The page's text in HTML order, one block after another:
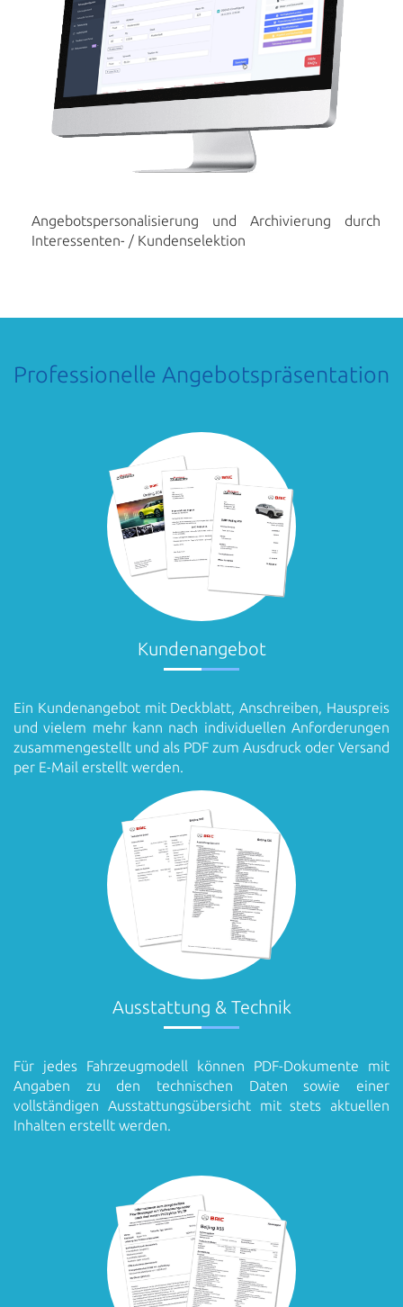
Angebotspersonalisierung und Archivierung durch
Interessenten- / Kundenselektion
Professionelle Angebotspräsentation
Kundenangebot
Ein Kundenangebot mit Deckblatt, Anschreiben, Hauspreis
und vielem mehr kann nach individuellen Anforderungen
zusammengestellt und als PDF zum Ausdruck oder Versand
per E-Mail erstellt werden.
Ausstattung & Technik
Für jedes Fahrzeugmodell können PDF-Dokumente mit
Angaben zu den technischen Daten sowie einer
vollständigen Ausstattungsübersicht mit stets aktuellen
Inhalten erstellt werden.